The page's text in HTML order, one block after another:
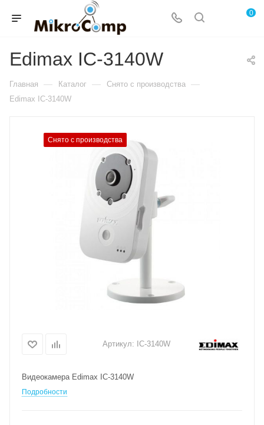
0
Edimax IC-3140W
Главная — Каталог — Снято с производства —
Edimax IC-3140W
Снято с производства
Артикул: IC-3140W
Видеокамера Edimax IC-3140W
Подробности